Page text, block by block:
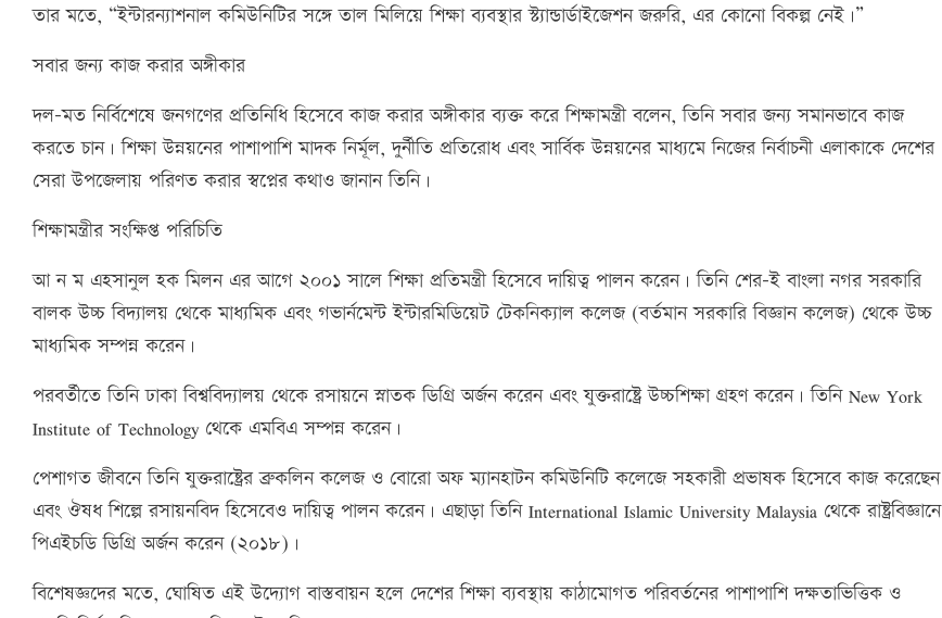
তার মতে, “ইন্টারন্যাশনাল কমিউনিটির সঙ্গে তাল মিলিয়ে শিক্ষা ব্যবস্থার স্ট্যান্ডার্ডাইজেশন জরুরি, এর কোনো বিকল্প নেই।”
সবার জন্য কাজ করার অঙ্গীকার
দল-মত নির্বিশেষে জনগণের প্রতিনিধি হিসেবে কাজ করার অঙ্গীকার ব্যক্ত করে শিক্ষামন্ত্রী বলেন, তিনি সবার জন্য সমানভাবে কাজ
করতে চান। শিক্ষা উন্নয়নের পাশাপাশি মাদক নির্মূল, দুর্নীতি প্রতিরোধ এবং সার্বিক উন্নয়নের মাধ্যমে নিজের নির্বাচনী এলাকাকে দেশের
সেরা উপজেলায় পরিণত করার স্বপ্নের কথাও জানান তিনি।
শিক্ষামন্ত্রীর সংক্ষিপ্ত পরিচিতি
আ ন ম এহসানুল হক মিলন এর আগে ২০০১ সালে শিক্ষা প্রতিমন্ত্রী হিসেবে দায়িত্ব পালন করেন। তিনি শের-ই বাংলা নগর সরকারি
বালক উচ্চ বিদ্যালয় থেকে মাধ্যমিক এবং গভার্নমেন্ট ইন্টারমিডিয়েট টেকনিক্যাল কলেজ (বর্তমান সরকারি বিজ্ঞান কলেজ) থেকে উচ্চ
মাধ্যমিক সম্পন্ন করেন।
পরবর্তীতে তিনি ঢাকা বিশ্ববিদ্যালয় থেকে রসায়নে স্নাতক ডিগ্রি অর্জন করেন এবং যুক্তরাষ্ট্রে উচ্চশিক্ষা গ্রহণ করেন। তিনি New York
Institute of Technology থেকে এমবিএ সম্পন্ন করেন।
পেশাগত জীবনে তিনি যুক্তরাষ্ট্রের ব্রুকলিন কলেজ ও বোরো অফ ম্যানহাটন কমিউনিটি কলেজে সহকারী প্রভাষক হিসেবে কাজ করেছেন
এবং ঔষধ শিল্পে রসায়নবিদ হিসেবেও দায়িত্ব পালন করেন। এছাড়া তিনি International Islamic University Malaysia থেকে রাষ্ট্রবিজ্ঞানে
পিএইচডি ডিগ্রি অর্জন করেন (২০১৮)।
বিশেষজ্ঞদের মতে, ঘোষিত এই উদ্যোগ বাস্তবায়ন হলে দেশের শিক্ষা ব্যবস্থায় কাঠামোগত পরিবর্তনের পাশাপাশি দক্ষতাভিত্তিক ও